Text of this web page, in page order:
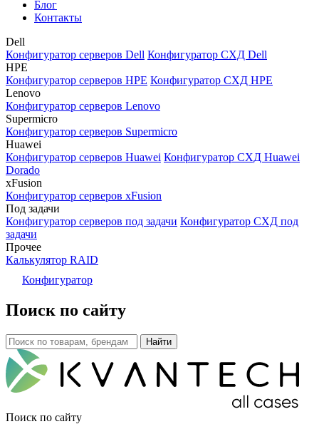
Блог
Контакты
Dell
Конфигуратор серверов Dell Конфигуратор СХД Dell
HPE
Конфигуратор серверов HPE Конфигуратор СХД HPE
Lenovo
Конфигуратор серверов Lenovo
Supermicro
Конфигуратор серверов Supermicro
Huawei
Конфигуратор серверов Huawei Конфигуратор СХД Huawei
Dorado
xFusion
Конфигуратор серверов xFusion
Под задачи
Конфигуратор серверов под задачи Конфигуратор СХД под
задачи
Прочее
Калькулятор RAID
Конфигуратор
Поиск по сайту
Поиск по сайту